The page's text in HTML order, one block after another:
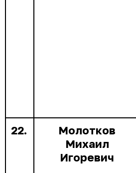
22.
Молотков
Михаил
Игоревич